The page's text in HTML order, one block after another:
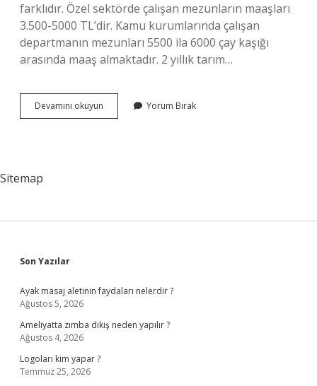
farklıdır. Özel sektörde çalışan mezunların maaşları
3.500-5000 TL’dir. Kamu kurumlarında çalışan
departmanın mezunları 5500 ila 6000 çay kaşığı
arasında maaş almaktadır. 2 yıllık tarım…
Devamını okuyun
Yıllık
Yorum Bırak
Sitemap
Sidebar
Son Yazılar
Ayak masaj aletinin faydaları nelerdir ?
Ağustos 5, 2026
Ameliyatta zımba dikiş neden yapılır ?
Ağustos 4, 2026
Logoları kim yapar ?
Temmuz 25, 2026